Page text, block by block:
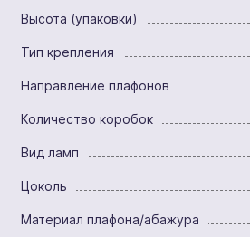
Высота (упаковки)
Тип крепления
Направление плафонов
Количество коробок
Вид ламп
Цоколь
Материал плафона/абажура